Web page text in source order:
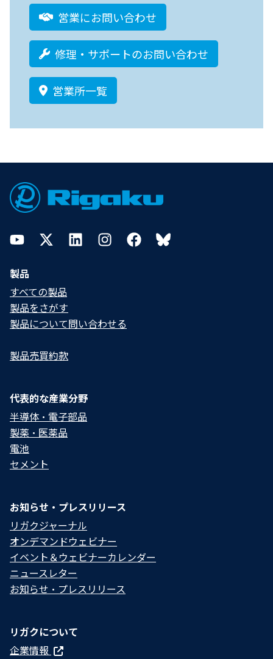
営業にお問い合わせ
修理・サポートのお問い合わせ
営業所一覧
Footer
YouTubeTwitterLinkedInInstagramFacebookBluesky
製品
すべての製品
製品をさがす
製品について問い合わせる​
製品売買約款
代表的な産業分野
半導体・電子部品
製薬・医薬品
電池
セメント
お知らせ・プレスリリース
リガクジャーナル
オンデマンドウェビナー
イベント＆ウェビナーカレンダー
ニュースレター
お知らせ・プレスリリース
リガクについて
企業情報